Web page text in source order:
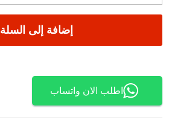
مع
رفوف
بني
إضافة إلى السلة
اطلب الان واتساب